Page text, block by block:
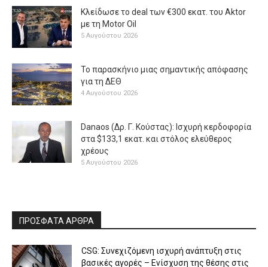
Κλείδωσε το deal των €300 εκατ. του Aktor
με τη Μotor Oil
5 Αυγούστου 2026
Το παρασκήνιο μιας σημαντικής απόφασης
για τη ΔΕΘ
4 Αυγούστου 2026
Danaos (Δρ. Γ. Κούστας): Ισχυρή κερδοφορία
στα $133,1 εκατ. και στόλος ελεύθερος
χρέους
5 Αυγούστου 2026
ΠΡΟΣΦΑΤΑ ΑΡΘΡΑ
CSG: Συνεχιζόμενη ισχυρή ανάπτυξη στις
βασικές αγορές – Ενίσχυση της θέσης στις